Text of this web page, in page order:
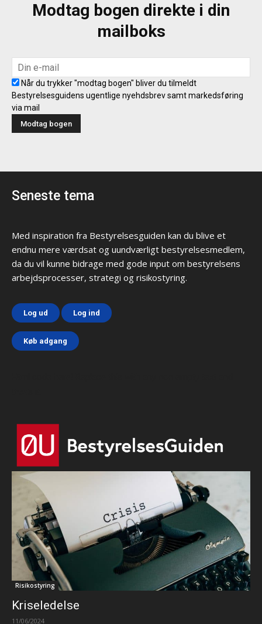
Modtag bogen direkte i din
mailboks
Når du trykker "modtag bogen" bliver du tilmeldt
Bestyrelsesguidens ugentlige nyehdsbrev samt markedsføring
via mail
Seneste tema
Med inspiration fra Bestyrelsesguiden kan du blive et
endnu mere værdsat og uundværligt bestyrelsesmedlem,
da du vil kunne bidrage med gode input om bestyrelsens
arbejdsprocesser, strategi og risikostyring.
Log ud Log ind
Køb adgang
Risikostyring
Kriseledelse
11/06/2024